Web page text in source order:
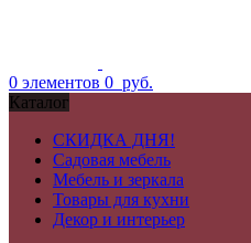
0 элементов 0 руб.
Каталог
СКИДКА ДНЯ!
Садовая мебель
Мебель и зеркала
Товары для кухни
Декор и интерьер